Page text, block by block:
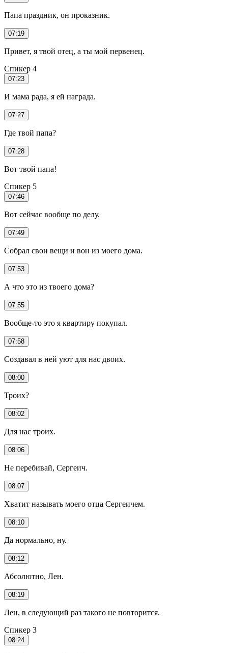
Папа праздник, он проказник.
07:19
Привет, я твой отец, а ты мой первенец.
Спикер 4
07:23
И мама рада, я ей награда.
07:27
Где твой папа?
07:28
Вот твой папа!
Спикер 5
07:46
Вот сейчас вообще по делу.
07:49
Собрал свои вещи и вон из моего дома.
07:53
А что это из твоего дома?
07:55
Вообще-то это я квартиру покупал.
07:58
Создавал в ней уют для нас двоих.
08:00
Троих?
08:02
Для нас троих.
08:06
Не перебивай, Сергеич.
08:07
Хватит называть моего отца Сергеичем.
08:10
Да нормально, ну.
08:12
Абсолютно, Лен.
08:19
Лен, в следующий раз такого не повторится.
Спикер 3
08:24